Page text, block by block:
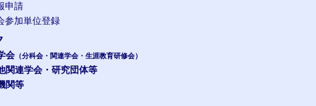
申請
参加単位登録
会 （分科会・関連学会・生涯教育研修会）
関連学会・研究団体等
関等